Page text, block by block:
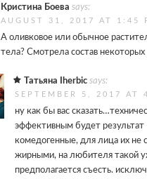
Кристина Боева says:
AUGUST 31, 2017 AT 1:45
А оливковое или обычное
тела? Смотрела состав
Татьяна Iherbic says:
SEPTEMBER 5, 2017 AT
ну как бы вас
эффективным будет
комедогенные, для лица их не
жирными, на любителя такой
предполагается съесть.